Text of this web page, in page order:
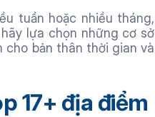
tuần hoặc nhiều tháng,
lựa chọn những cơ sở
cho bản thân thời gian và
17+ địa điểm